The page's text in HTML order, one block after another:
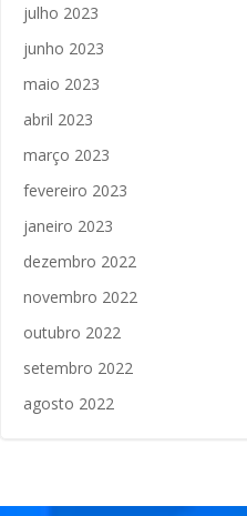
julho 2023
junho 2023
maio 2023
abril 2023
março 2023
fevereiro 2023
janeiro 2023
dezembro 2022
novembro 2022
outubro 2022
setembro 2022
agosto 2022